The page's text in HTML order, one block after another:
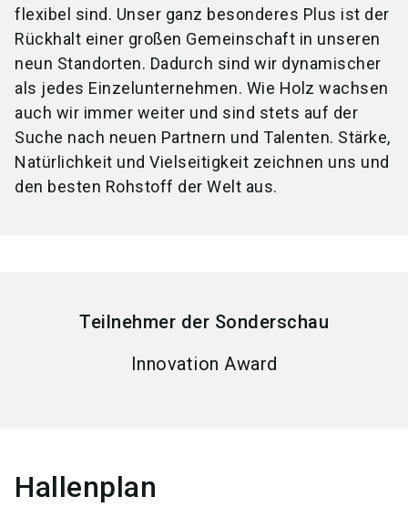
flexibel sind. Unser ganz besonderes Plus ist der
Rückhalt einer großen Gemeinschaft in unseren
neun Standorten. Dadurch sind wir dynamischer
als jedes Einzelunternehmen. Wie Holz wachsen
auch wir immer weiter und sind stets auf der
Suche nach neuen Partnern und Talenten. Stärke,
Natürlichkeit und Vielseitigkeit zeichnen uns und
den besten Rohstoff der Welt aus.
Teilnehmer der Sonderschau
Innovation Award
Hallenplan